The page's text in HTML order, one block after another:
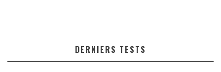
DERNIERS TESTS